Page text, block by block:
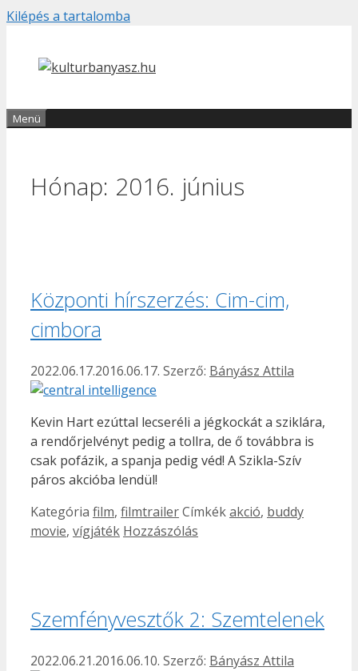
Kilépés a tartalomba
Menü
Hónap: 2016. június
Központi hírszerzés: Cim-cim,
cimbora
2022.06.17.2016.06.17. Szerző: Bányász Attila
Kevin Hart ezúttal lecseréli a jégkockát a sziklára,
a rendőrjelvényt pedig a tollra, de ő továbbra is
csak pofázik, a spanja pedig véd! A Szikla-Szív
páros akcióba lendül!
Kategória film, filmtrailerCímkékakció, buddy
movie, vígjáték Hozzászólás
Szemfényvesztők 2: Szemtelenek
2022.06.21.2016.06.10. Szerző: Bányász Attila